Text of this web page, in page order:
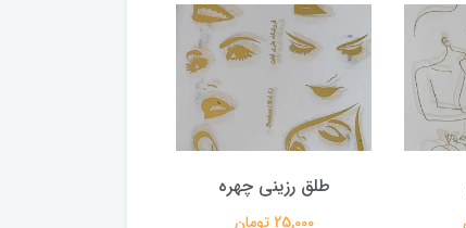
طلق رزینی چهره
25,000 تومان